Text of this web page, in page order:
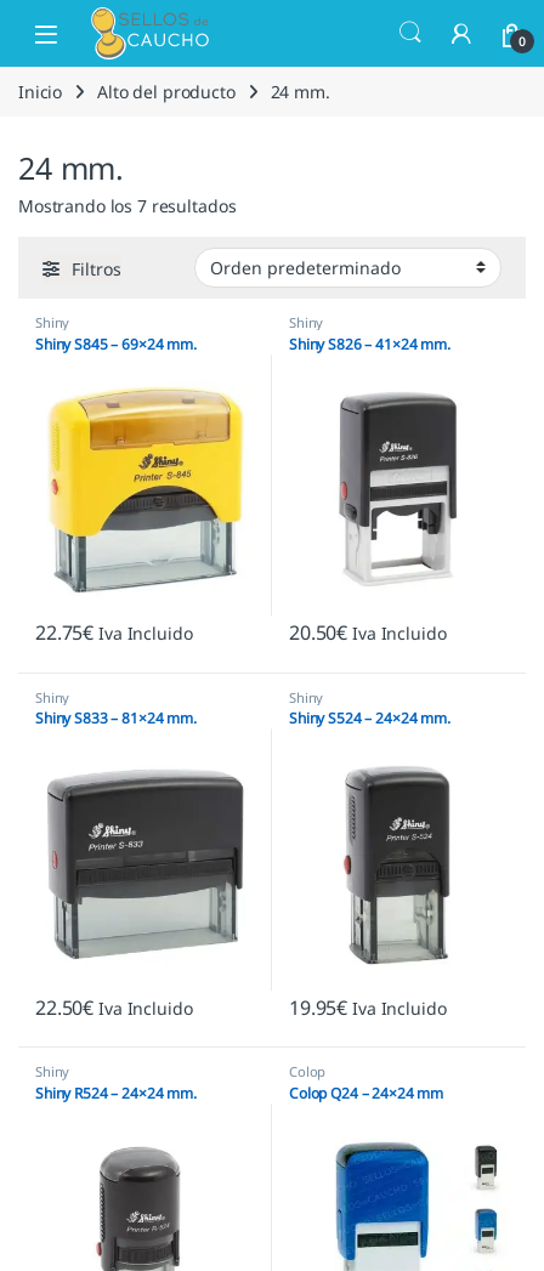
Saltar a la navegación
Saltar al contenido
Open 0
Inicio Alto del producto 24 mm.
24 mm.
Mostrando los 7 resultados
Filtros
Shiny
Shiny S845 – 69×24 mm.
22.75€ Iva Incluido
Shiny
Shiny S826 – 41×24 mm.
20.50€ Iva Incluido
Shiny
Shiny S833 – 81×24 mm.
22.50€ Iva Incluido
Shiny
Shiny S524 – 24×24 mm.
19.95€ Iva Incluido
Shiny
Shiny R524 – 24×24 mm.
Colop
Colop Q24 – 24×24 mm